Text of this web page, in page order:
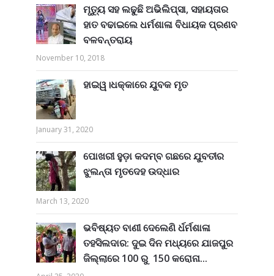
ମୃତ୍ୟୁ ସହ ଲଢୁଛି ଅଭିଲିପ୍ସା, ସହାୟତାର
ହାତ ବଢାଇଲେ ଧର୍ମଶାଳା ବିଧାୟକ ପ୍ରଣବ
ବଳବନ୍ତରାୟ
November 10, 2018
ହାଇୱ।ଧକ୍କାରେ ଯୁବକ ମୃତ
January 31, 2020
ପୋଖରୀ ହୁଡ଼ା କଦମ୍ବ ଗଛରେ ଯୁବତୀର
ଝୁଲନ୍ତା ମୃତଦେହ ଉଦ୍ଧାର
March 13, 2020
ଭବିଷ୍ୟତ ବାଣୀ ଦେଲେଣି ର୍ଧର୍ମଶାଳା
ତହସିଲଦାର: ଦୁଇ ଦିନ ମଧ୍ୟରେ ଯାଜପୁର
ଜିଲ୍ଲାରେ 100 ରୁ 150 କରୋନା...